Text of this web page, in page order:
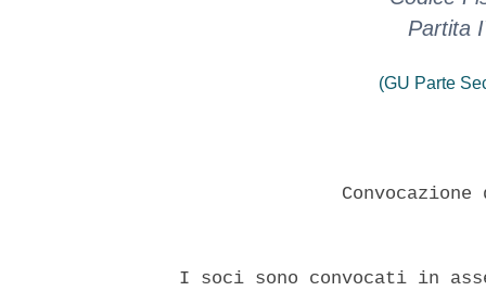
Partita
(GU Parte
I soci sono convocati in